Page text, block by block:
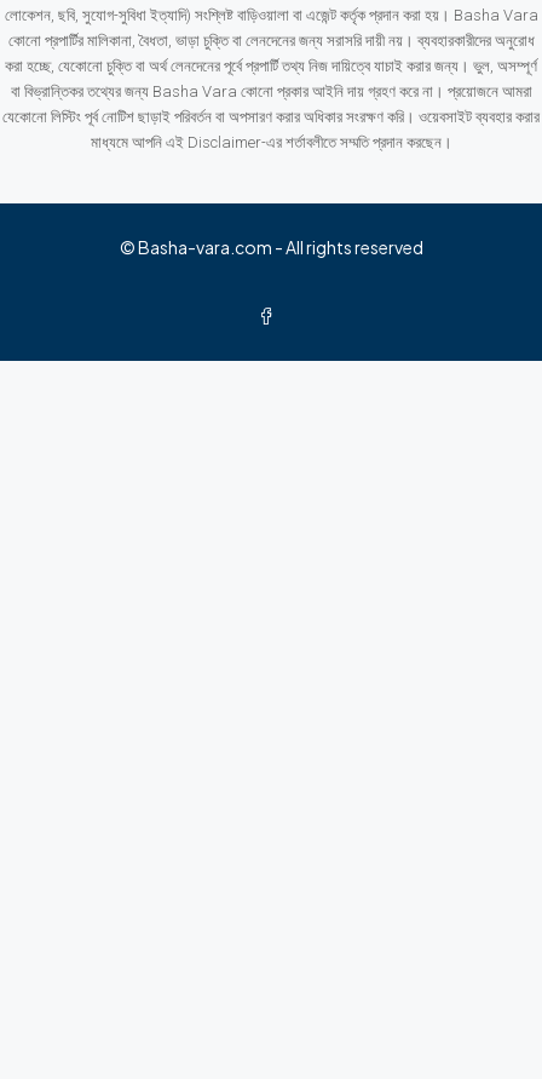
লোকেশন, ছবি, সুযোগ-সুবিধা ইত্যাদি) সংশ্লিষ্ট বাড়িওয়ালা বা এজেন্ট কর্তৃক প্রদান করা হয়। Basha Vara
কোনো প্রপার্টির মালিকানা, বৈধতা, ভাড়া চুক্তি বা লেনদেনের জন্য সরাসরি দায়ী নয়। ব্যবহারকারীদের অনুরোধ
করা হচ্ছে, যেকোনো চুক্তি বা অর্থ লেনদেনের পূর্বে প্রপার্টি তথ্য নিজ দায়িত্বে যাচাই করার জন্য। ভুল, অসম্পূর্ণ
বা বিভ্রান্তিকর তথ্যের জন্য Basha Vara কোনো প্রকার আইনি দায় গ্রহণ করে না। প্রয়োজনে আমরা
যেকোনো লিস্টিং পূর্ব নোটিশ ছাড়াই পরিবর্তন বা অপসারণ করার অধিকার সংরক্ষণ করি। ওয়েবসাইট ব্যবহার করার
মাধ্যমে আপনি এই Disclaimer-এর শর্তাবলীতে সম্মতি প্রদান করছেন।
© Basha-vara.com - All rights reserved